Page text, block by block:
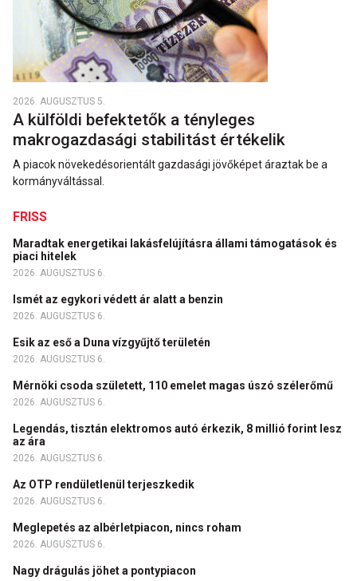
2026. AUGUSZTUS 5.
A külföldi befektetők a tényleges
makrogazdasági stabilitást értékelik
A piacok növekedésorientált gazdasági jövőképet áraztak be a
kormányváltással.
FRISS
Maradtak energetikai lakásfelújításra állami támogatások és
piaci hitelek
2026. AUGUSZTUS 6.
Ismét az egykori védett ár alatt a benzin
2026. AUGUSZTUS 6.
Esik az eső a Duna vízgyűjtő területén
2026. AUGUSZTUS 6.
Mérnöki csoda született, 110 emelet magas úszó szélerőmű
2026. AUGUSZTUS 6.
Legendás, tisztán elektromos autó érkezik, 8 millió forint lesz
az ára
2026. AUGUSZTUS 6.
Az OTP rendületlenül terjeszkedik
2026. AUGUSZTUS 6.
Meglepetés az albérletpiacon, nincs roham
2026. AUGUSZTUS 6.
Nagy drágulás jöhet a pontypiacon